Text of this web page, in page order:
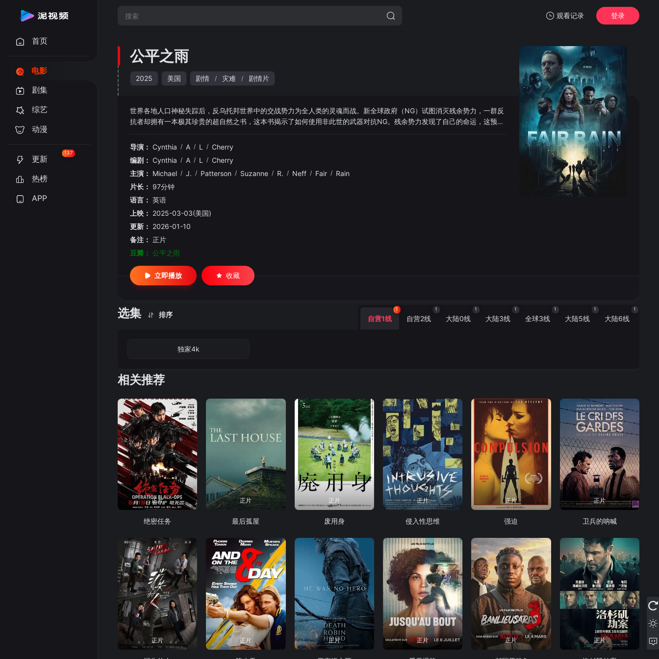
观看记录
暂无观看影片的记录
登录
首页
电影
剧集
综艺
动漫
更新
137
热榜
APP
公平之雨
2025 美国 剧情 / 灾难 / 剧情片
世界各地人口神秘失踪后，反乌托邦世界中的交战势力为全人类的灵魂而战。新全球政府（NG）试图消灭残余势力，一群反
抗者却拥有一本极其珍贵的超自然之书，这本书揭示了如何使用非此世的武器对抗NG。残余势力发现了自己的命运，这预言
自己的声音、勇气和命运，他们将献出自己的生命来拯救未来。
导演： Cynthia / A / L / Cherry
编剧： Cynthia / A / L / Cherry
主演： Michael / J. / Patterson / Suzanne / R. / Neff / Fair / Rain
片长： 97分钟
语言： 英语
上映： 2025-03-03(美国)
更新： 2026-01-10
备注： 正片
豆瓣： 公平之雨
立即播放 收藏
选集 排序 自营1线
1
自营2线
1
大陆0线
1
大陆3线
1
全球3线
1
大陆5线
1
大陆6线
1
独家4k
相关推荐
正片
绝密任务
正片
最后孤屋
正片
废用身
正片
侵入性思维
正片
强迫
正片
卫兵的呐喊
正片 正片 正片 正片 正片 正片